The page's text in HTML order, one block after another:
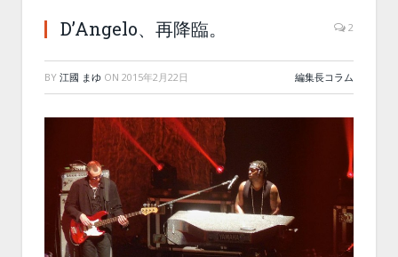
D’Angelo、再降臨。 2
BY 江國 まゆ ON 2015年2月22日 編集長コラム